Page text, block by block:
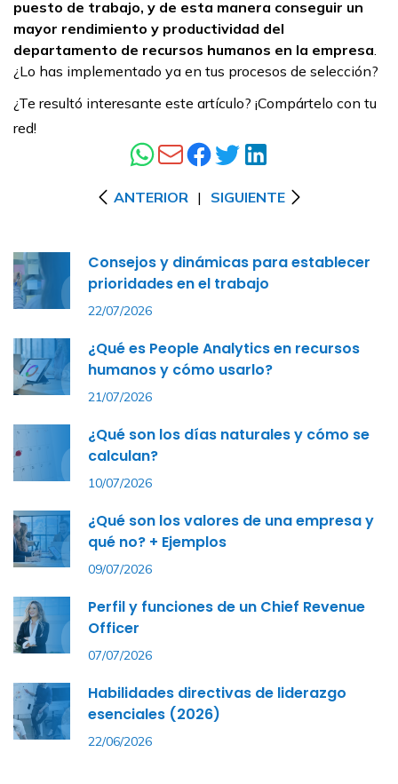
puesto de trabajo, y de esta manera conseguir un
mayor rendimiento y productividad del
departamento de recursos humanos en la empresa.
¿Lo has implementado ya en tus procesos de selección?
¿Te resultó interesante este artículo? ¡Compártelo con tu
red!
ANTERIOR | SIGUIENTE
Consejos y dinámicas para establecer
prioridades en el trabajo
22/07/2026
¿Qué es People Analytics en recursos
humanos y cómo usarlo?
21/07/2026
¿Qué son los días naturales y cómo se
calculan?
10/07/2026
¿Qué son los valores de una empresa y
qué no? + Ejemplos
09/07/2026
Perfil y funciones de un Chief Revenue
Officer
07/07/2026
Habilidades directivas de liderazgo
esenciales (2026)
22/06/2026